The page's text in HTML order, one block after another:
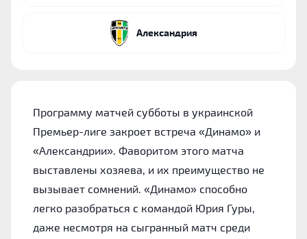
Александрия
Программу матчей субботы в украинской
Премьер-лиге закроет встреча «Динамо» и
«Александрии». Фаворитом этого матча
выставлены хозяева, и их преимущество не
вызывает сомнений. «Динамо» способно
легко разобраться с командой Юрия Гуры,
даже несмотря на сыгранный матч среди